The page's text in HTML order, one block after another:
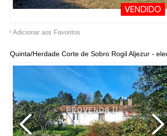
VENDIDO
Adicionar aos Favoritos
Quinta/Herdade Corte de Sobro Rogil Aljezur -